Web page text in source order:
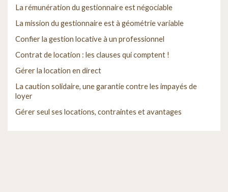
La rémunération du gestionnaire est négociable
La mission du gestionnaire est à géométrie variable
Confier la gestion locative à un professionnel
Contrat de location : les clauses qui comptent !
Gérer la location en direct
La caution solidaire, une garantie contre les impayés de
loyer
Gérer seul ses locations, contraintes et avantages